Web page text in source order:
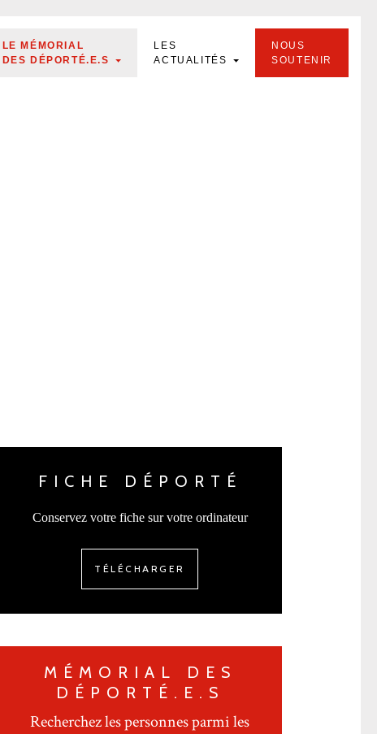
LE MÉMORIAL
DES DÉPORTÉ.E.S
LES
ACTUALITÉS
NOUS
SOUTENIR
FICHE DÉPORTÉ
Conservez votre fiche sur votre ordinateur
TÉLÉCHARGER
MÉMORIAL DES
DÉPORTÉ.E.S
Recherchez les personnes parmi les